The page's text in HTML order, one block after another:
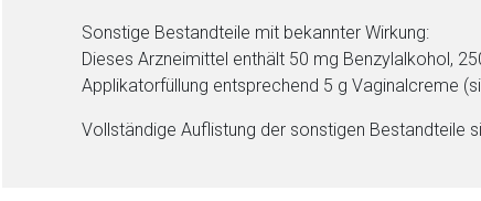
Sonstige Be­stand­tei­le mit bekannter Wirkung:
Dieses Arzneimittel enthält 50 mg Ben­zyl­al­ko­hol,
Ap­pli­katorfüllung ent­sprechend 5 g Vaginalcreme
Vollständige Auflistung der sonstigen Be­stand­tei­le